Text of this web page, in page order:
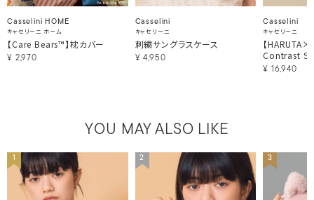
Casselini HOME
キャセリーニ ホーム
【Care Bears™】枕カバー
¥ 2,970
Casselini
キャセリーニ
刺繍サングラスケース
¥ 4,950
Casselini
キャセリーニ
【
Contrast
¥ 16,940
YOU MAY ALSO LIKE
1 2 3